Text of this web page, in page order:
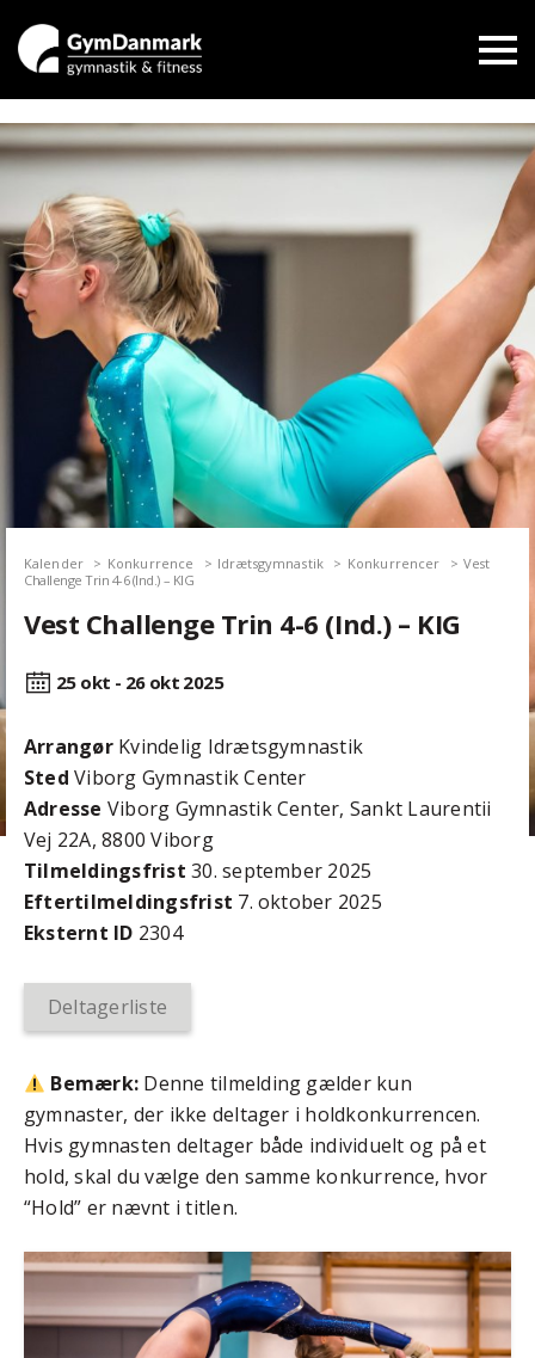
Kalender Konkurrence Idrætsgymnastik Konkurrencer
Vest
Challenge Trin 4-6 (Ind.) – KIG
Vest Challenge Trin 4-6 (Ind.) – KIG
25 okt - 26 okt 2025
ArrangørKvindelig Idrætsgymnastik
Sted Viborg Gymnastik Center
Adresse Viborg Gymnastik Center, Sankt Laurentii
Vej 22A, 8800 Viborg
Tilmeldingsfrist 30. september 2025
Efter­tilmeldings­frist 7. oktober 2025
Eksternt ID 2304
Deltagerliste
Bemærk: Denne tilmelding gælder kun
gymnaster, der ikke deltager i holdkonkurrencen.
Hvis gymnasten deltager både individuelt og på et
hold, skal du vælge den samme konkurrence, hvor
“Hold” er nævnt i titlen.